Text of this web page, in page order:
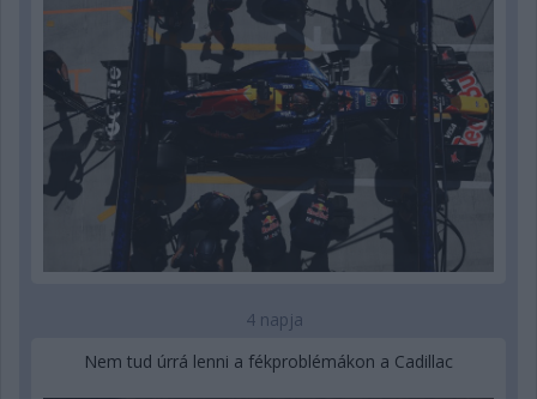
4 napja
Nem tud úrrá lenni a fékproblémákon a Cadillac